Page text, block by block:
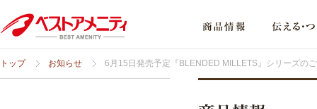
トップ お知らせ 6月15日発売予定『BLENDED MILLETS』シリーズの